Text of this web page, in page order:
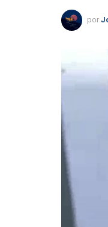
por